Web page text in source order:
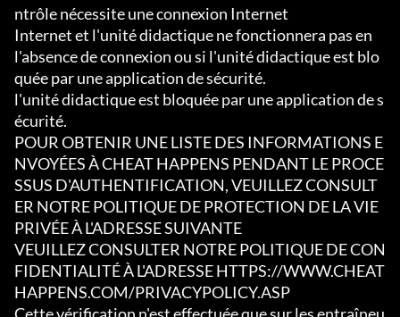
ntrôle nécessite une connexion Internet
Internet et l'unité didactique ne fonctionnera pas en
l'absence de connexion ou si l'unité didactique est blo
quée par une application de sécurité.
l'unité didactique est bloquée par une application de s
écurité.
POUR OBTENIR UNE LISTE DES INFORMATIONS E
NVOYÉES À CHEAT HAPPENS PENDANT LE PROCE
SSUS D'AUTHENTIFICATION, VEUILLEZ CONSULT
ER NOTRE POLITIQUE DE PROTECTION DE LA VIE
PRIVÉE À L'ADRESSE SUIVANTE
VEUILLEZ CONSULTER NOTRE POLITIQUE DE CON
FIDENTIALITÉ À L'ADRESSE HTTPS://WWW.CHEAT
HAPPENS.COM/PRIVACYPOLICY.ASP